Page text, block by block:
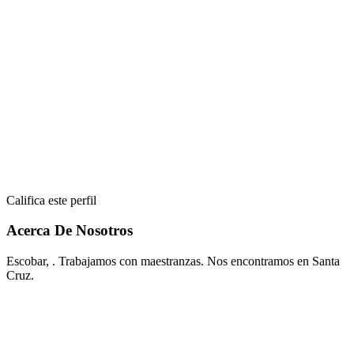
Califica este perfil
Acerca De Nosotros
Escobar, . Trabajamos con maestranzas. Nos encontramos en Santa
Cruz.